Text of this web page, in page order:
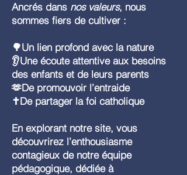
Ancrés dans nos valeurs, nous
sommes fiers de cultiver :
🌳Un lien profond avec la nature
👂Une écoute attentive aux besoins
des enfants et de leurs parents
🫶De promouvoir l’entraide
✝️De partager la foi catholique
En explorant notre site, vous
découvrirez l’enthousiasme
contagieux de notre équipe
pédagogique, dédiée à